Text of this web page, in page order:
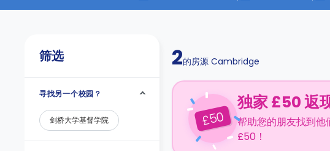
筛选
寻找另一个校园？
剑桥大学基督学院
2的房源 Cambridge
£50
独家 £50 返
帮助您的朋友找到他
£50！